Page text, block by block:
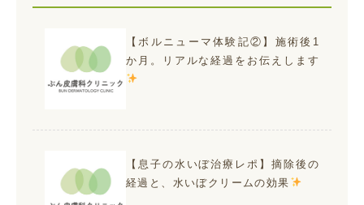
【ボルニューマ体験記②】施術後1
か月。リアルな経過をお伝えします
【息子の水いぼ治療レポ】摘除後の
経過と、水いぼクリームの効果